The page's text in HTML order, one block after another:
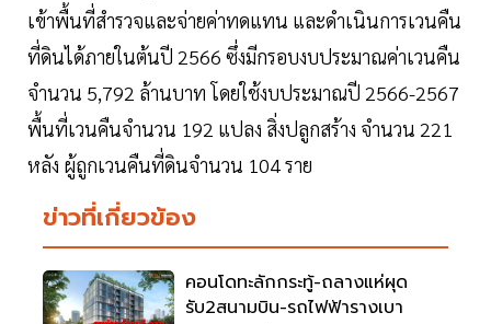
เข้าพื้นที่สำรวจและจ่ายค่าทดแทน และดำเนินการเวนคืน
ที่ดินได้ภายในต้นปี 2566 ซึ่งมีกรอบงบประมาณค่าเวนคืน
จำนวน 5,792 ล้านบาท โดยใช้งบประมาณปี 2566-2567
พื้นที่เวนคืนจำนวน 192 แปลง สิ่งปลูกสร้าง จำนวน 221
หลัง ผู้ถูกเวนคืนที่ดินจำนวน 104 ราย
ข่าวที่เกี่ยวข้อง
คอนโดทะลักกระทู้-ถลางแห่ผุด
รับ2สนามบิน-รถไฟฟ้ารางเบา